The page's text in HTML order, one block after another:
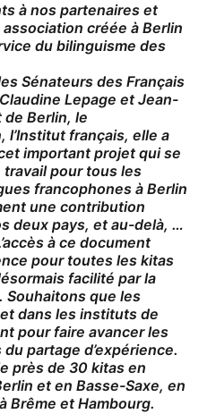
à nos partenaires et
créée à Berlin
du bilinguisme des
Sénateurs des Français
Lepage et Jean-
de Berlin, le
l’Institut français, elle a
important projet qui se
pour tous les
francophones à Berlin
une contribution
deux pays, et au-delà, …
à ce document
pour toutes les kitas
facilité par la
Souhaitons que les
dans les instituts de
pour faire avancer les
partage d’expérience.
près de 30 kitas en
et en Basse-Saxe, en
Brême et Hambourg.